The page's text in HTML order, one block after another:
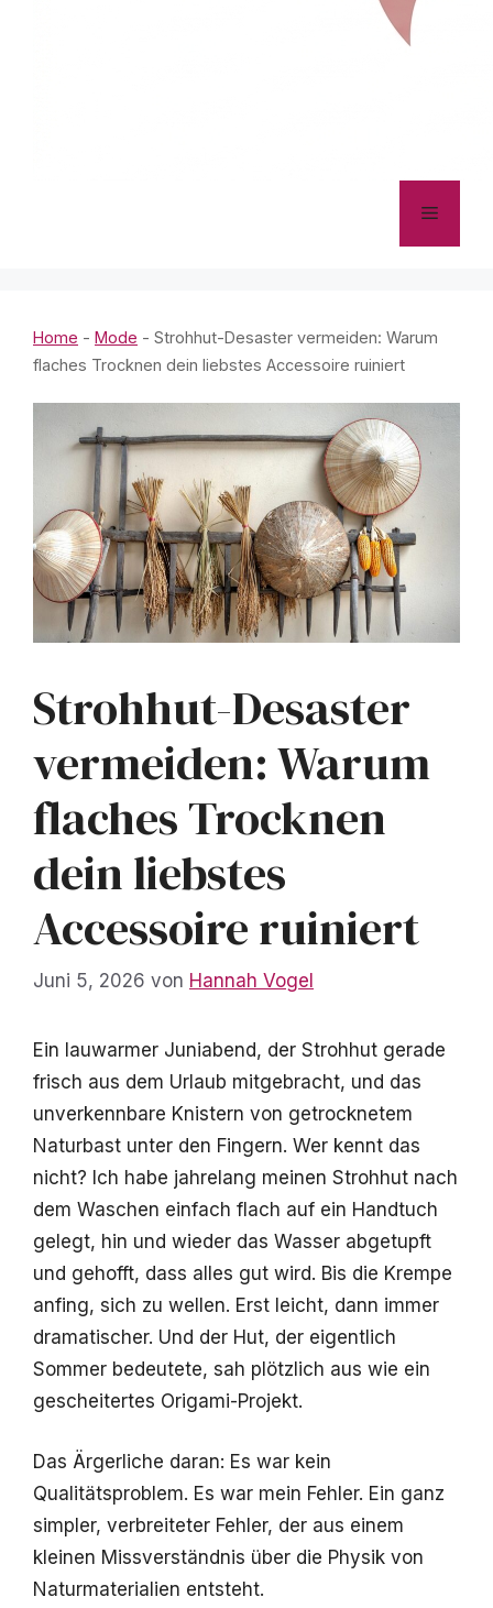
Menü
Home - Mode - Strohhut-Desaster vermeiden: Warum
flaches Trocknen dein liebstes Accessoire ruiniert
Strohhut-Desaster
vermeiden: Warum
flaches Trocknen
dein liebstes
Accessoire ruiniert
Juni 5, 2026 von Hannah Vogel
Ein lauwarmer Juniabend, der Strohhut gerade
frisch aus dem Urlaub mitgebracht, und das
unverkennbare Knistern von getrocknetem
Naturbast unter den Fingern. Wer kennt das
nicht? Ich habe jahrelang meinen Strohhut nach
dem Waschen einfach flach auf ein Handtuch
gelegt, hin und wieder das Wasser abgetupft
und gehofft, dass alles gut wird. Bis die Krempe
anfing, sich zu wellen. Erst leicht, dann immer
dramatischer. Und der Hut, der eigentlich
Sommer bedeutete, sah plötzlich aus wie ein
gescheitertes Origami-Projekt.
Das Ärgerliche daran: Es war kein
Qualitätsproblem. Es war mein Fehler. Ein ganz
simpler, verbreiteter Fehler, der aus einem
kleinen Missverständnis über die Physik von
Naturmaterialien entsteht.